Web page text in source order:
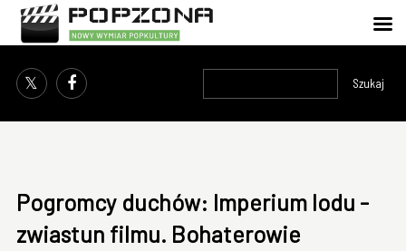
Szukaj
Pogromcy duchów: Imperium lodu -
zwiastun filmu. Bohaterowie